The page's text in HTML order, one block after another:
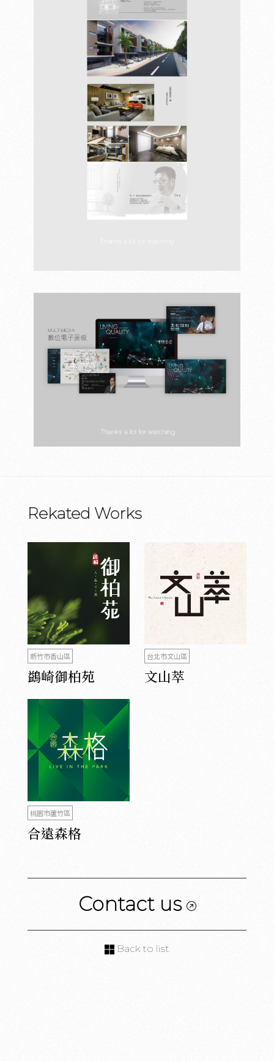
Rekated Works
新竹市香山區
鷁崎御柏苑
台北市文山區
文山萃
桃園市蘆竹區
合遠森格
Contact us
Back to list